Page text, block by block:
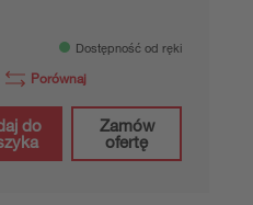
Dostępność od ręki
Porównaj
do
Zamów
ofertę